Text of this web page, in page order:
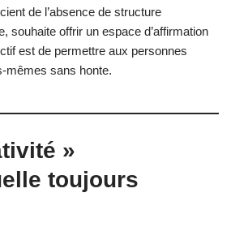
de l’absence de structure
souhaite offrir un espace d’affirmation
est de permettre aux personnes
mêmes sans honte.
»
toujours